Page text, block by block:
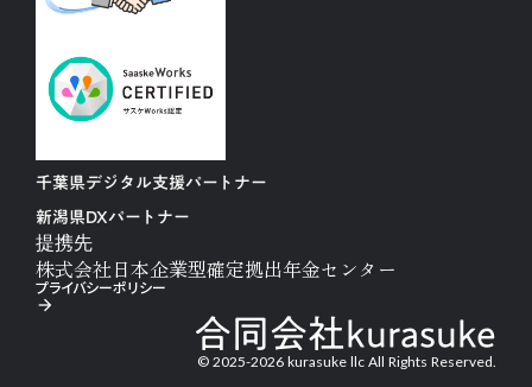
千葉県デジタル支援パートナー
新潟県DXパートナー
提携先
株式会社日本企業型確定拠出年金センター
合同会社kurasuke
© 2025-2026 kurasuke llc All Rights Reserved.
プライバシーポリシー
arrow_forward